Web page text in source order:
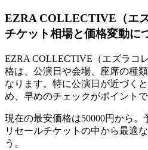
EZRA COLLECTIVE（エ
チケット相場と価格変動に
EZRA COLLECTIVE（エズラコ
格は、公演日や会場、座席の種
なります。特に公演日が近づく
め、早めのチェックがポイントで
現在の最安価格は50000円から。
リセールチケットの中から最適
う。